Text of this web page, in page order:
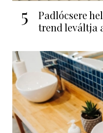
5
Padlócsere
trend leváltja